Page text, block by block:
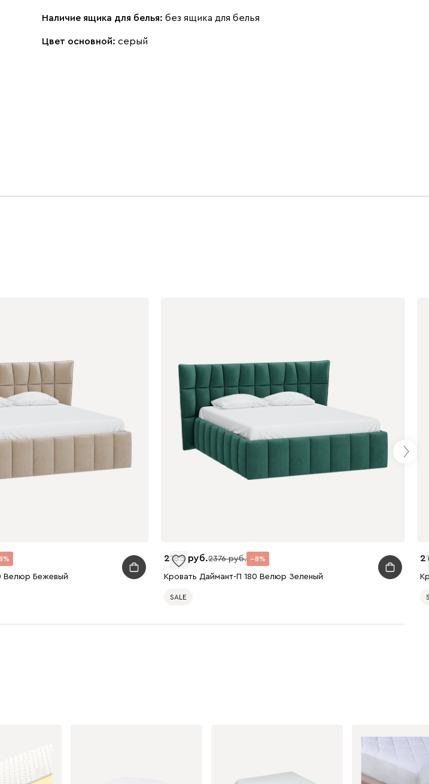
Чернильный
Ягодный (Berry)
Олива
Наличие ящика для белья: без ящика для белья
Цвет основной: серый
8
Велюр Бежевый
2185 2376 8
Кровать Даймант-П 180 Велюр Зеленый
SALE